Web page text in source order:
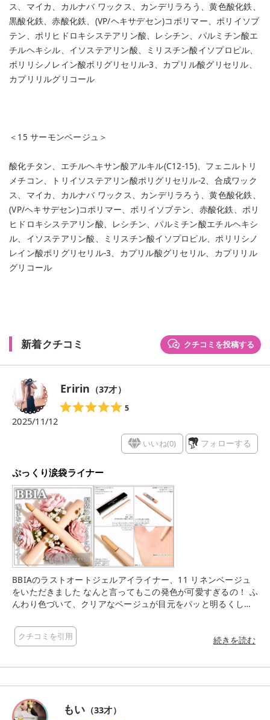
ス、マイカ、カルナバ ワックス、カンデリラろう、黄色酸化鉄、
黒酸化鉄、赤酸化鉄、(VP/ヘキサデセン)コポリマー、ポリイソブ
テン、ポリヒドロキシステアリン酸、レシチン、パルミチン酸エ
チルヘキシル、イソステアリン酸、ミリスチン酸イソプロピル、
ポリリシノレイン酸ポリグリセリル-3、カプリル酸グリセリル、
カプリリルグリコール
＜15 サーモンベージュ＞
酸化チタン、エチルヘキサン酸アルキル(C12-15)、フェニルトリ
メチコン、トリイソステアリン酸ポリグリセリル-2、合成ワック
ス、マイカ、カルナバ ワックス、カンデリラろう、黄色酸化鉄、
(VP/ヘキサデセン)コポリマー、ポリイソブテン、赤酸化鉄、ポリ
ヒドロキシステアリン酸、レシチン、パルミチン酸エチルヘキシ
ル、イソステアリン酸、ミリスチン酸イソプロピル、ポリリシノ
レイン酸ポリグリセリル-3、カプリル酸グリセリル、カプリリル
グリコール
新着クチコミ クチコミを投稿する
Eririn （37才）
5
2025/11/12
いいね(0) フォローする
ぷっくり涙袋ライナー
BBIAのラストオートジェルアイライナー、11 リネンベージュ
をいただきました なんと言ってもこの発色が可愛すぎるの！ ふ
んわり色づいて、クリアなベージュが目元をパッと明るくして
入り！ そして、描き心地もとても良かった なめらかなテクスチ
ャーだから、メイク初心者さんでもスルスル〜っと簡単にイー
クチコミを引用 続きを読む
もい （33才）